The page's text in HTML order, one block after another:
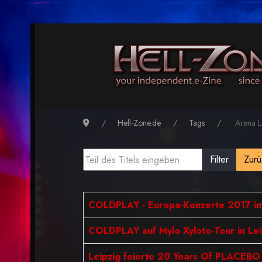
Hell-Zone.de Tags Arena
Filter
COLDPLAY - Europa-Konzerte 2017
COLDPLAY auf Mylo Xyloto-Tour in
Leipzig feierte 20 Years Of